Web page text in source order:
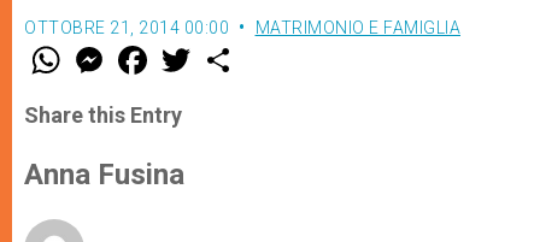
OTTOBRE 21, 2014 00:00 MATRIMONIO E FAMIGLIA
W
t
s
p
p
M
e
s
e
g
e
F
a
e
b
o
k
w
Share this Entry
Anna Fusina